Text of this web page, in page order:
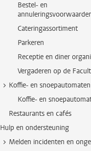
Bestel- en
Cateringassortiment
Parkeren
Receptie en diner
Vergaderen op de
Koffie- en snoepautomaten
Koffie- en
Restaurants en cafés
Hulp en ondersteuning
Melden incidenten en